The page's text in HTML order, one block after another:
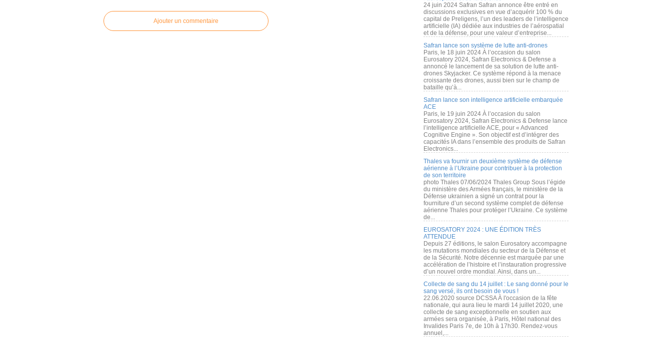
Ajouter un commentaire
24 juin 2024 Safran Safran annonce être entré en
discussions exclusives en vue d’acquérir 100 % du
capital de Preligens, l’un des leaders de l’intelligence
artificielle (IA) dédiée aux industries de l’aérospatial
et de la défense, pour une valeur d’entreprise...
Safran lance son système de lutte anti-drones
Paris, le 18 juin 2024 À l’occasion du salon
Eurosatory 2024, Safran Electronics & Defense a
annoncé le lancement de sa solution de lutte anti-
drones Skyjacker. Ce système répond à la menace
croissante des drones, aussi bien sur le champ de
bataille qu’à...
Safran lance son intelligence artificielle embarquée
ACE
Paris, le 19 juin 2024 À l’occasion du salon
Eurosatory 2024, Safran Electronics & Defense lance
l’intelligence artificielle ACE, pour « Advanced
Cognitive Engine ». Son objectif est d’intégrer des
capacités IA dans l’ensemble des produits de Safran
Electronics...
Thales va fournir un deuxième système de défense
aérienne à l’Ukraine pour contribuer à la protection
de son territoire
photo Thales 07/06/2024 Thales Group Sous l’égide
du ministère des Armées français, le ministère de la
Défense ukrainien a signé un contrat pour la
fourniture d’un second système complet de défense
aérienne Thales pour protéger l’Ukraine. Ce système
de...
EUROSATORY 2024 : UNE ÉDITION TRÈS
ATTENDUE
Depuis 27 éditions, le salon Eurosatory accompagne
les mutations mondiales du secteur de la Défense et
de la Sécurité. Notre décennie est marquée par une
accélération de l’histoire et l’instauration progressive
d’un nouvel ordre mondial. Ainsi, dans un...
Collecte de sang du 14 juillet : Le sang donné pour le
sang versé, ils ont besoin de vous !
22.06.2020 source DCSSA À l'occasion de la fête
nationale, qui aura lieu le mardi 14 juillet 2020, une
collecte de sang exceptionnelle en soutien aux
armées sera organisée, à Paris, Hôtel national des
Invalides Paris 7e, de 10h à 17h30. Rendez-vous
annuel,...